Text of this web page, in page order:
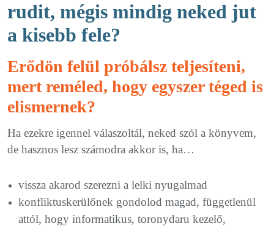
rudit, mégis mindig neked jut
a kisebb fele?
Erődön felül próbálsz teljesíteni,
mert reméled, hogy egyszer téged is
elismernek?
Ha ezekre igennel válaszoltál, neked szól a könyvem,
de hasznos lesz számodra akkor is, ha…
vissza akarod szerezni a lelki nyugalmad
konfliktuskerülőnek gondolod magad, függetlenül
attól, hogy informatikus, toronydaru kezelő,